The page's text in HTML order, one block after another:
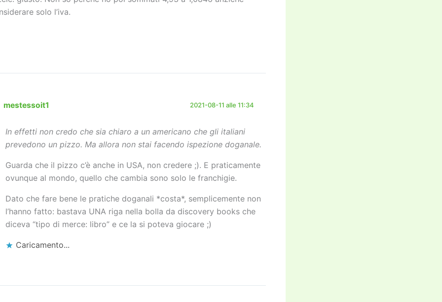
solo l’iva.
mestessoit1 2021-08-11 alle 11:34
In effetti non credo che sia chiaro a un americano che gli italiani
prevedono un pizzo. Ma allora non stai facendo ispezione doganale.
Guarda che il pizzo c’è anche in USA, non credere ;). E praticamente
ovunque al mondo, quello che cambia sono solo le franchigie.
Dato che fare bene le pratiche doganali *costa*, semplicemente non
l’hanno fatto: bastava UNA riga nella bolla da discovery books che
diceva “tipo di merce: libro” e ce la si poteva giocare ;)
Caricamento...